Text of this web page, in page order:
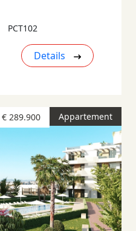
PCT102
Details
Appartement
€ 289.900